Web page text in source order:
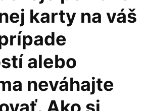
karty na váš
alebo
neváhajte